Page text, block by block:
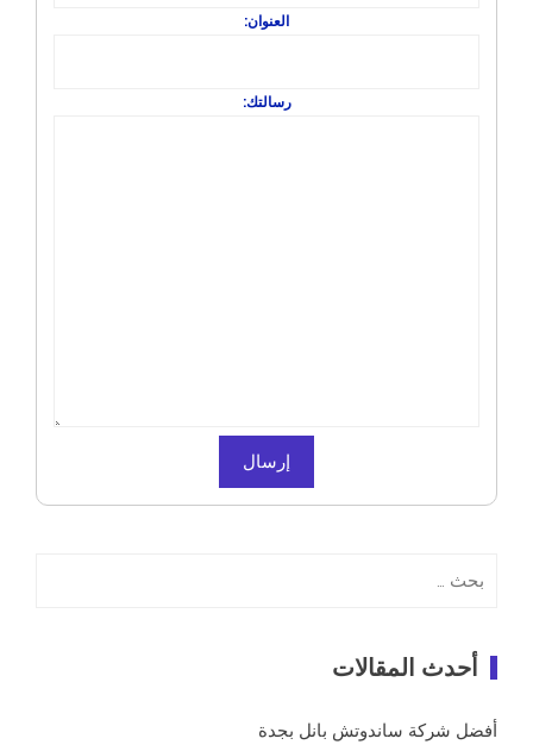
العنوان:
رسالتك:
عن:
أحدث المقالات
أفضل شركة ساندوتش بانل بجدة